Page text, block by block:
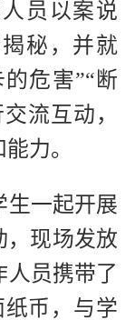
员以案说
秘，并就
危害”“断
流互动，
力。
生一起开展
，现场发放
人员携带了
纸币，与学